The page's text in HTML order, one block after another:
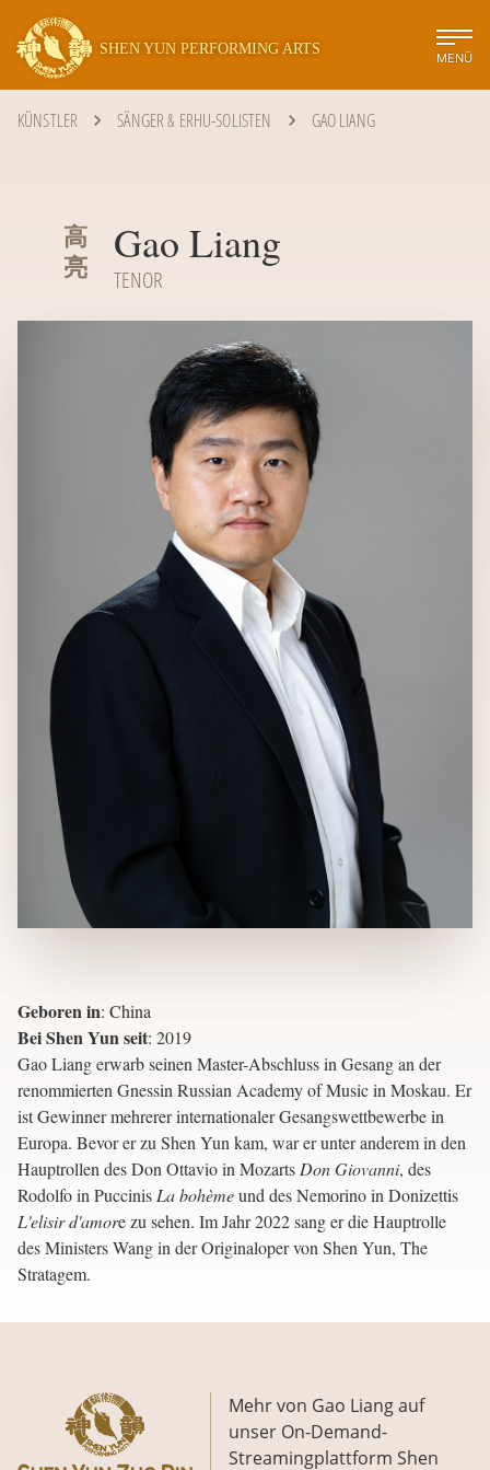
SHEN YUN PERFORMING ARTS
MENÜ
KÜNSTLER SÄNGER & ERHU-SOLISTEN GAO LIANG
高
亮
Gao Liang
TENOR
Geboren in: China
Bei Shen Yun seit: 2019
Gao Liang erwarb seinen Master-Abschluss in Gesang an der
renommierten Gnessin Russian Academy of Music in Moskau. Er
ist Gewinner mehrerer internationaler Gesangswettbewerbe in
Europa. Bevor er zu Shen Yun kam, war er unter anderem in den
Hauptrollen des Don Ottavio in Mozarts Don Giovanni, des
Rodolfo in Puccinis La bohèmeund des Nemorino in Donizettis
L'elisir d'amore zu sehen. Im Jahr 2022 sang er die Hauptrolle
des Ministers Wang in der Originaloper von Shen Yun, The
Stratagem.
Mehr von Gao Liang auf
unser On-Demand-
Streamingplattform Shen